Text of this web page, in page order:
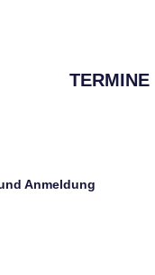
TERMINE
Anmeldung